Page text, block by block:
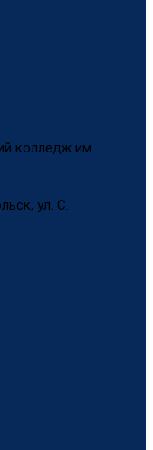
колледж им.
ул. С.